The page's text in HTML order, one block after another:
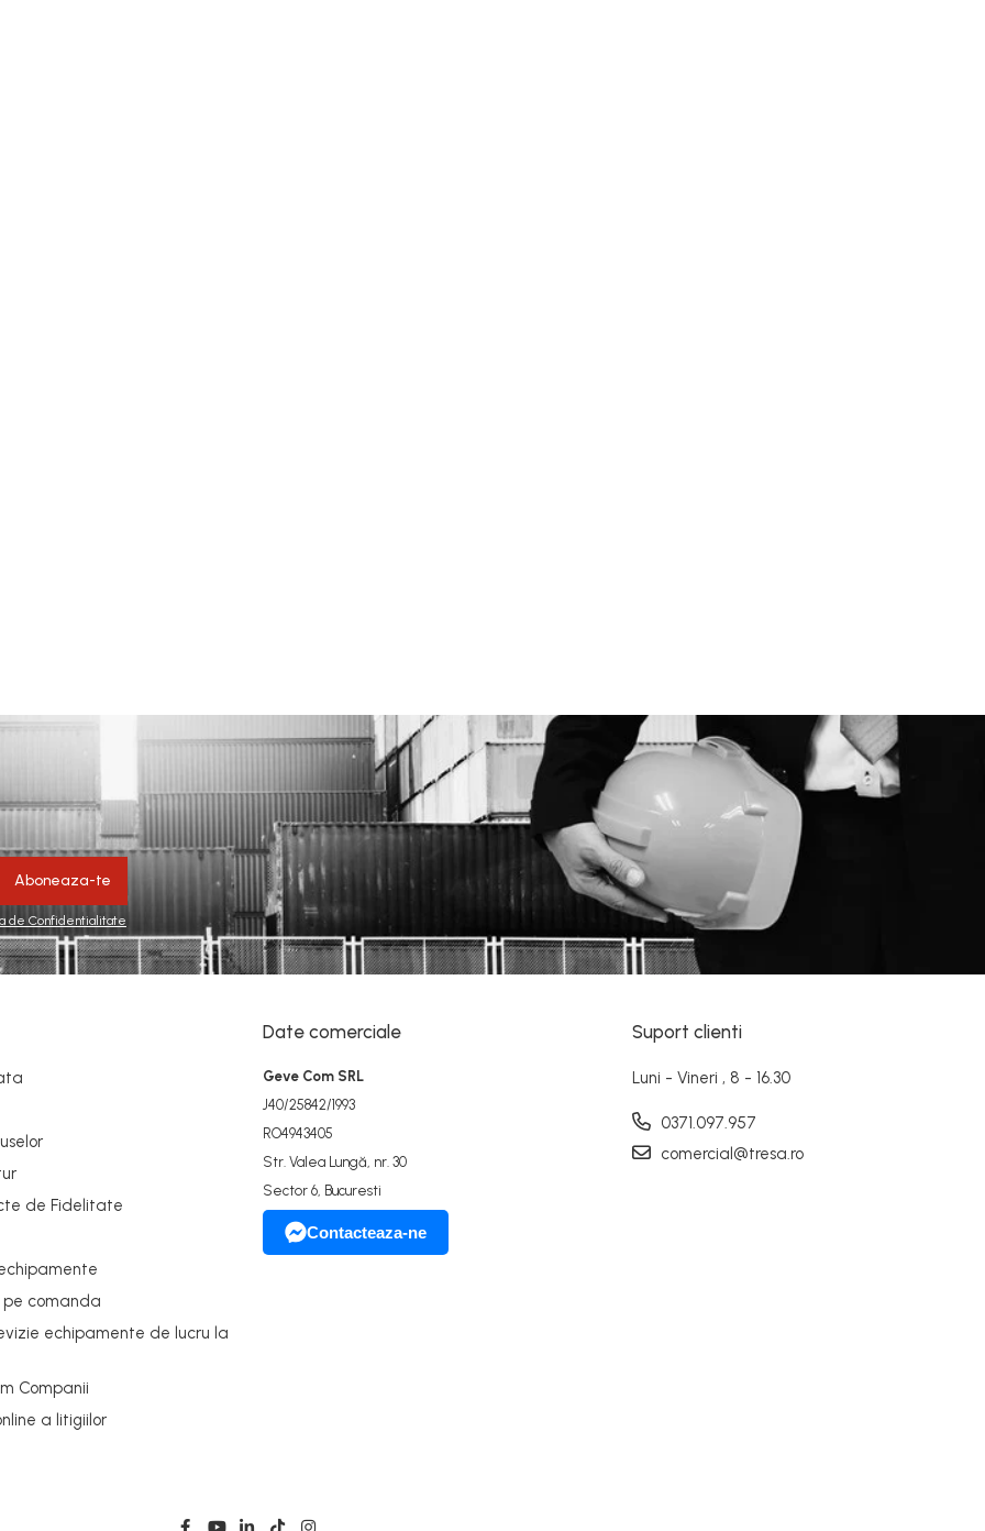
de Confidentialitate
de Fidelitate
comanda
echipamente de lucru la
Companii
a litigiilor
Date comerciale
Geve Com SRL
J40/25842/1993
RO4943405
Str. Valea Lungă, nr. 30
Sector 6, Bucuresti
Contacteaza-ne
Suport clienti
Luni - Vineri , 8 - 16.30
0371.097.957
comercial@tresa.ro